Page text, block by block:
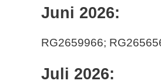
Juni 2026:
RG2659966;
Juli 2026: